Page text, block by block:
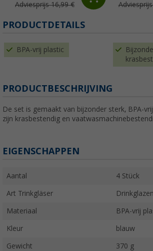
Adviesprijs 16,99 €
PRODUCTDETAILS
BPA-vrij plastic
PRODUCTBESCHRIJVING
De set is gemaakt van bijzonder sterk, BPA-
zijn krasbestendig en
EIGENSCHAPPEN
Aantal 4 Stück
Art Trinkgläser Drinkglazen
Materiaal BPA-vrij
Kleur blauw
Gewicht 370 g